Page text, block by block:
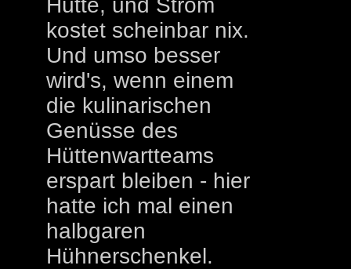
Hütte, und Strom
kostet scheinbar nix.
Und umso besser
wird's, wenn einem
die kulinarischen
Genüsse des
Hüttenwartteams
erspart bleiben - hier
hatte ich mal einen
halbgaren
Hühnerschenkel.